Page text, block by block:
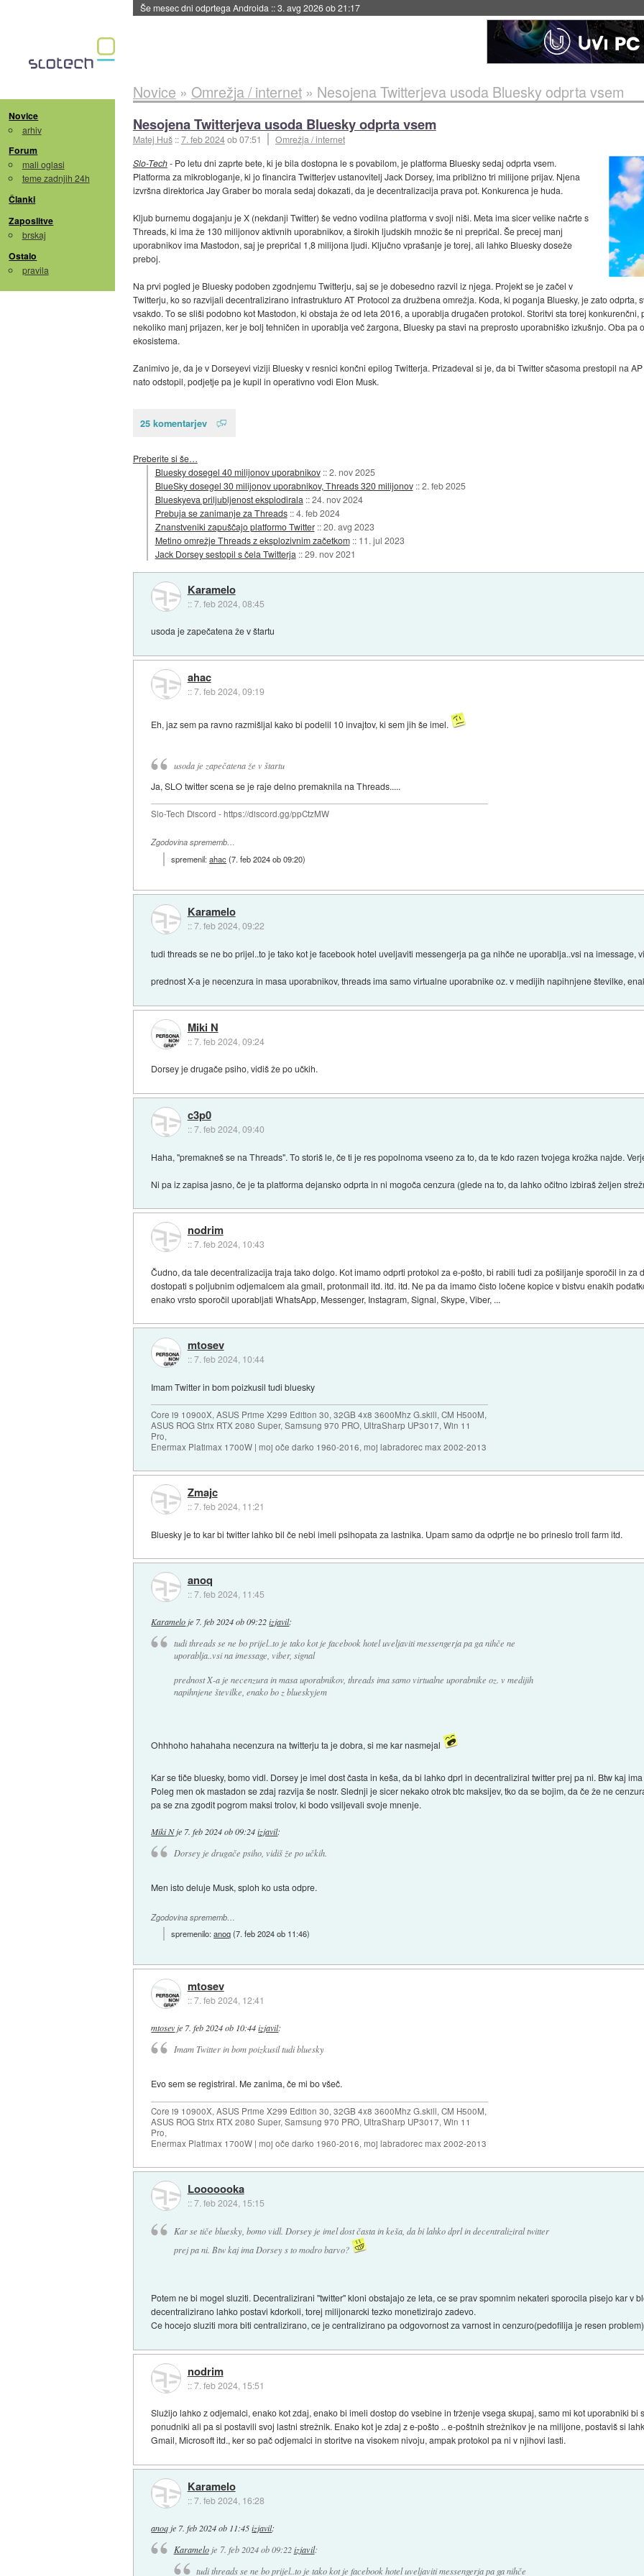
Še mesec dni odprtega Androida ::3. avg 2026 ob 21:17
Novice
arhiv
Forum
mali oglasi
teme zadnjih 24h
Članki
Zaposlitve
brskaj
Ostalo
pravila
Novice » Omrežja / internet» Nesojena Twitterjeva usoda Bluesky odprta vsem
Nesojena Twitterjeva usoda Bluesky odprta vsem
Matej Huš ::7. feb 2024ob 07:51
Omrežja / internet
Slo-Tech- Po letu dni zaprte bete, ki je bila dostopna le s povabilom, je platforma Bluesky sedaj odprta vsem.
Platforma za mikrobloganje, ki jo financira Twitterjev ustanovitelj Jack Dorsey, ima približno tri milijone prijav. Njena
izvršna direktorica Jay Graber bo morala sedaj dokazati, da je decentralizacija prava pot. Konkurenca je huda.
Kljub burnemu dogajanju je X (nekdanji Twitter) še vedno vodilna platforma v svoji niši. Meta ima sicer velike načrte s
Threads, ki ima že 130 milijonov aktivnih uporabnikov, a širokih ljudskih množic še ni prepričal. Še precej manj
uporabnikov ima Mastodon, saj je prepričal 1,8 milijona ljudi. Ključno vprašanje je torej, ali lahko Bluesky doseže
preboj.
Na prvi pogled je Bluesky podoben zgodnjemu Twitterju, saj se je dobesedno razvil iz njega. Projekt se je začel v
Twitterju, ko so razvijali decentralizirano infrastrukturo AT Protocol za družbena omrežja. Koda, ki poganja Bluesky, je zato
vsakdo. To se sliši podobno kot Mastodon, ki obstaja že od leta 2016, a uporablja drugačen protokol. Storitvi sta torej
nekoliko manj prijazen, ker je bolj tehničen in uporablja več žargona, Bluesky pa stavi na preprosto uporabniško izkušnjo. Oba pa
ekosistema.
Zanimivo je, da je v Dorseyevi viziji Bluesky v resnici končni epilog Twitterja. Prizadeval si je, da bi Twitter sčasoma prestopil na
nato odstopil, podjetje pa je kupil in operativno vodi Elon Musk.
25 komentarjev
Preberite si še…
Bluesky dosegel 40 milijonov uporabnikov ::2. nov 2025
BlueSky dosegel 30 milijonov uporabnikov, Threads 320 milijonov ::2. feb 2025
Blueskyeva priljubljenost eksplodirala ::24. nov 2024
Prebuja se zanimanje za Threads ::4. feb 2024
Znanstveniki zapuščajo platformo Twitter ::20. avg 2023
Metino omrežje Threads z eksplozivnim začetkom :: 11. jul 2023
Jack Dorsey sestopil s čela Twitterja ::29. nov 2021
Karamelo
::7. feb 2024, 08:45
usoda je zapečatena že v štartu
ahac
::7. feb 2024, 09:19
Eh, jaz sem pa ravno razmišljal kako bi podelil 10 invajtov, ki sem jih še imel.
usoda je zapečatena že v štartu
Ja, SLO twitter scena se je raje delno premaknila na Threads.....
Slo-Tech Discord - https://discord.gg/ppCtzMW
Zgodovina sprememb…
spremenil:ahac(7. feb 2024 ob 09:20)
Karamelo
::7. feb 2024, 09:22
tudi threads se ne bo prijel..to je tako kot je facebook hotel uveljaviti messengerja pa ga nihče ne uporablja..vsi na imessage,
prednost X-a je necenzura in masa uporabnikov, threads ima samo virtualne uporabnike oz. v medijih napihnjene številke,
Miki N
::7. feb 2024, 09:24
Dorsey je drugače psiho, vidiš že po učkih.
c3p0
::7. feb 2024, 09:40
Haha, "premakneš se na Threads". To storiš le, če ti je res popolnoma vseeno za to, da te kdo razen tvojega krožka najde.
Ni pa iz zapisa jasno, če je ta platforma dejansko odprta in ni mogoča cenzura (glede na to, da lahko očitno izbiraš željen
nodrim
::7. feb 2024, 10:43
Čudno, da tale decentralizacija traja tako dolgo. Kot imamo odprti protokol za e-pošto, bi rabili tudi za pošiljanje sporočil in za
dostopati s poljubnim odjemalcem ala gmail, protonmail itd. itd. itd. Ne pa da imamo čisto ločene kopice v bistvu enakih
enako vrsto sporočil uporabljati WhatsApp, Messenger, Instagram, Signal, Skype, Viber, ...
mtosev
::7. feb 2024, 10:44
Imam Twitter in bom poizkusil tudi bluesky
Core i9 10900X, ASUS Prime X299 Edition 30, 32GB 4x8 3600Mhz G.skill, CM H500M,
ASUS ROG Strix RTX 2080 Super, Samsung 970 PRO, UltraSharp UP3017, Win 11
Pro,
Enermax Platimax 1700W | moj oče darko 1960-2016, moj labradorec max 2002-2013
Zmajc
::7. feb 2024, 11:21
Bluesky je to kar bi twitter lahko bil če nebi imeli psihopata za lastnika. Upam samo da odprtje ne bo prineslo troll farm itd.
anoq
::7. feb 2024, 11:45
Karamelo je 7. feb 2024 ob 09:22 izjavil:
tudi threads se ne bo prijel..to je tako kot je facebook hotel uveljaviti messengerja pa ga nihče ne
uporablja..vsi na imessage, viber, signal
prednost X-a je necenzura in masa uporabnikov, threads ima samo virtualne uporabnike oz. v medijih
napihnjene številke, enako bo z blueskyjem
Ohhhoho hahahaha necenzura na twitterju ta je dobra, si me kar nasmejal
Kar se tiče bluesky, bomo vidl. Dorsey je imel dost časta in keša, da bi lahko dprl in decentraliziral twitter prej pa ni. Btw kaj
Poleg men ok mastadon se zdaj razvija še nostr. Slednji je sicer nekako otrok btc maksijev, tko da se bojim, da če že ne
pa se zna zgodit pogrom maksi trolov, ki bodo vsiljevali svoje mnenje.
Miki Nje 7. feb 2024 ob 09:24 izjavil:
Dorsey je drugače psiho, vidiš že po učkih.
Men isto deluje Musk, sploh ko usta odpre.
Zgodovina sprememb…
spremenilo:anoq(7. feb 2024 ob 11:46)
mtosev
::7. feb 2024, 12:41
mtosev je 7. feb 2024 ob 10:44 izjavil:
Imam Twitter in bom poizkusil tudi bluesky
Evo sem se registriral. Me zanima, če mi bo všeč.
Core i9 10900X, ASUS Prime X299 Edition 30, 32GB 4x8 3600Mhz G.skill, CM H500M,
ASUS ROG Strix RTX 2080 Super, Samsung 970 PRO, UltraSharp UP3017, Win 11
Pro,
Enermax Platimax 1700W | moj oče darko 1960-2016, moj labradorec max 2002-2013
Looooooka
::7. feb 2024, 15:15
Kar se tiče bluesky, bomo vidl. Dorsey je imel dost časta in keša, da bi lahko dprl in decentraliziral twitter
prej pa ni. Btw kaj ima Dorsey s to modro barvo?
Potem ne bi mogel sluziti. Decentralizirani "twitter" kloni obstajajo ze leta, ce se prav spomnim nekateri sporocila pisejo kar v
decentralizirano lahko postavi kdorkoli, torej milijonarcki tezko monetizirajo zadevo.
Ce hocejo sluziti mora biti centralizirano, ce je centralizirano pa odgovornost za varnost in cenzuro(pedofilija je resen
nodrim
::7. feb 2024, 15:51
Služijo lahko z odjemalci, enako kot zdaj, enako bi imeli dostop do vsebine in trženje vsega skupaj, samo mi kot uporabniki bi
ponudniki ali pa si postavili svoj lastni strežnik. Enako kot je zdaj z e-pošto .. e-poštnih strežnikov je na milijone, postaviš si
Gmail, Microsoft itd., ker so pač odjemalci in storitve na visokem nivoju, ampak protokol pa ni v njihovi lasti.
Karamelo
::7. feb 2024, 16:28
anoq je 7. feb 2024 ob 11:45 izjavil:
Karameloje 7. feb 2024 ob 09:22 izjavil:
tudi threads se ne bo prijel..to je tako kot je facebook hotel uveljaviti messengerja pa ga nihče